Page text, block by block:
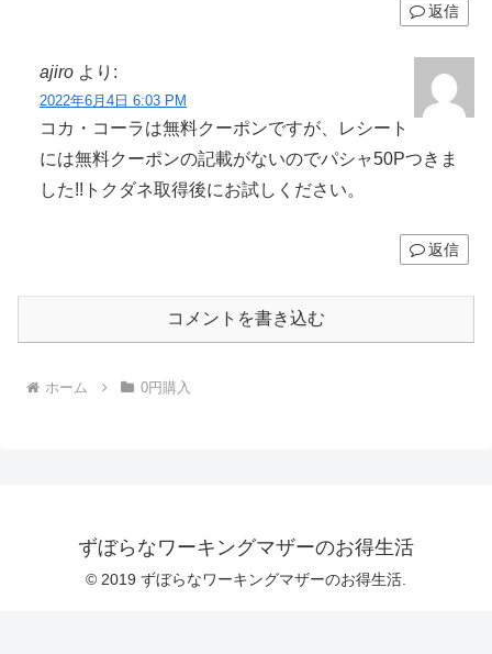
返信
ajiro より:
2022年6月4日 6:03 PM
コカ・コーラは無料クーポンですが、レシート
には無料クーポンの記載がないのでパシャ50Pつきま
した!!トクダネ取得後にお試しください。
返信
コメントを書き込む
ホーム 0円購入
ずぼらなワーキングマザーのお得生活
© 2019 ずぼらなワーキングマザーのお得生活.